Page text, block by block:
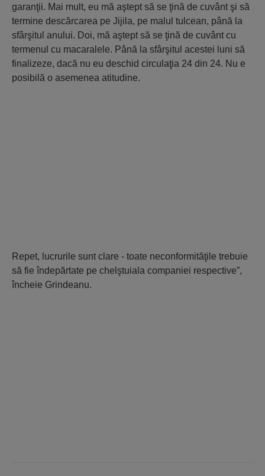
garanţii. Mai mult, eu mă aştept să se ţină de cuvânt şi să
termine descărcarea pe Jijila, pe malul tulcean, până la
sfârşitul anului. Doi, mă aştept să se ţină de cuvânt cu
termenul cu macaralele. Până la sfârşitul acestei luni să
finalizeze, dacă nu eu deschid circulaţia 24 din 24. Nu e
posibilă o asemenea atitudine.
Repet, lucrurile sunt clare - toate neconformităţile trebuie
să fie îndepărtate pe chelştuiala companiei respective”,
încheie Grindeanu.